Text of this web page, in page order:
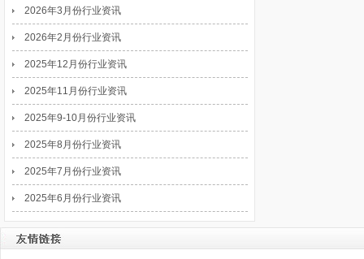
2026年3月份行业资讯
2026年2月份行业资讯
2025年12月份行业资讯
2025年11月份行业资讯
2025年9-10月份行业资讯
2025年8月份行业资讯
2025年7月份行业资讯
2025年6月份行业资讯